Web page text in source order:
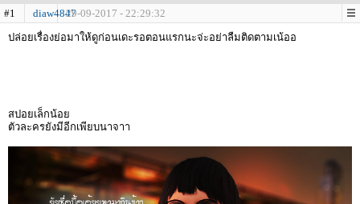
#1 diaw484729-09-2017 - 22:29:32
ปล่อยเรื่องย่อมาให้ดูก่อนเดะรอตอนแรกนะจ่ะอย่าลืมติดตามเน้ออ
สปอยเล็กน้อย
ตัวละครยังมีอีกเพียบนาจาา